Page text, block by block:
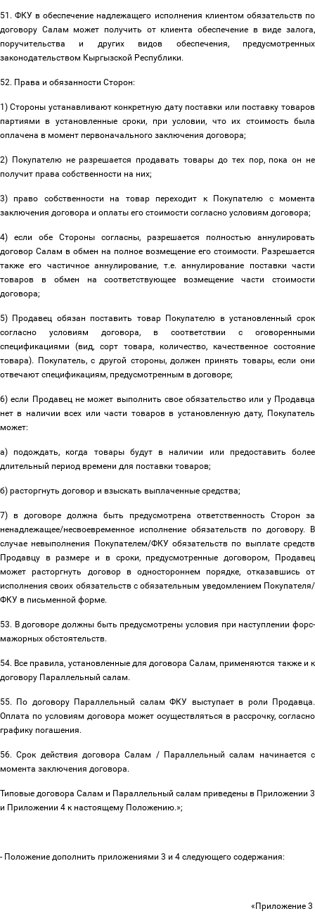
51. ФКУ в обеспечение надлежащего исполнения клиентом обязательств по
договору Салам может получить от клиента обеспечение в виде залога,
поручительства и других видов обеспечения, предусмотренных
законодательством Кыргызской Республики.
52. Права и обязанности Сторон:
1) Стороны устанавливают конкретную дату поставки или поставку товаров
партиями в установленные сроки, при условии, что их стоимость была
оплачена в момент первоначального заключения договора;
2) Покупателю не разрешается продавать товары до тех пор, пока он не
получит права собственности на них;
3) право собственности на товар переходит к Покупателю с момента
заключения договора и оплаты его стоимости согласно условиям договора;
4) если обе Стороны согласны, разрешается полностью аннулировать
договор Салам в обмен на полное возмещение его стоимости. Разрешается
также его частичное аннулирование, т.е. аннулирование поставки части
товаров в обмен на соответствующее возмещение части стоимости
договора;
5) Продавец обязан поставить товар Покупателю в установленный срок
согласно условиям договора, в соответствии с оговоренными
спецификациями (вид, сорт товара, количество, качественное состояние
товара). Покупатель, с другой стороны, должен принять товары, если они
отвечают спецификациям, предусмотренным в договоре;
6) если Продавец не может выполнить свое обязательство или у Продавца
нет в наличии всех или части товаров в установленную дату, Покупатель
может:
а) подождать, когда товары будут в наличии или предоставить более
длительный период времени для поставки товаров;
б) расторгнуть договор и взыскать выплаченные средства;
7) в договоре должна быть предусмотрена ответственность Сторон за
ненадлежащее/несвоевременное исполнение обязательств по договору. В
случае невыполнения Покупателем/ФКУ обязательств по выплате средств
Продавцу в размере и в сроки, предусмотренные договором, Продавец
может расторгнуть договор в одностороннем порядке, отказавшись от
исполнения своих обязательств с обязательным уведомлением Покупателя/
ФКУ в письменной форме.
53. В договоре должны быть предусмотрены условия при наступлении форс-
мажорных обстоятельств.
54. Все правила, установленные для договора Салам, применяются также и к
договору Параллельный салам.
55. По договору Параллельный салам ФКУ выступает в роли Продавца.
Оплата по условиям договора может осуществляться в рассрочку, согласно
графику погашения.
56. Срок действия договора Салам / Параллельный салам начинается с
момента заключения договора.
Типовые договора Салам и Параллельный салам приведены в Приложении 3
и Приложении 4 к настоящему Положению.»;
- Положение дополнить приложениями 3 и 4 следующего содержания:
«Приложение 3